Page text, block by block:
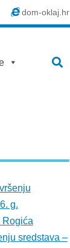
dom-oklaj.hr
g.
Rogića
sredstava –